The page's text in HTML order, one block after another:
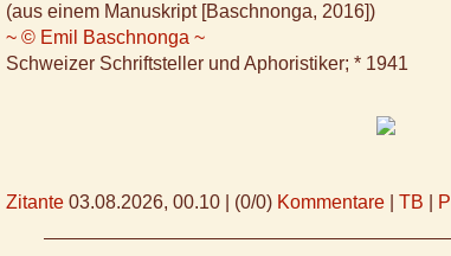
(aus einem Manuskript [Baschnonga, 2016])
~ © Emil Baschnonga ~
Schweizer Schriftsteller und Aphoristiker; * 1941
Zitante 03.08.2026, 00.10 (0/0) Kommentare TB